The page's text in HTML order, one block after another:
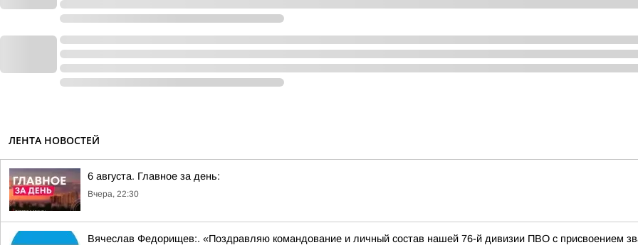
ЛЕНТА НОВОСТЕЙ
6 августа. Главное за день:
Вчера, 22:30
Вячеслав Федорищев:. «Поздравляю командование и личный состав нашей 76-й дивизии ПВО с присвоением